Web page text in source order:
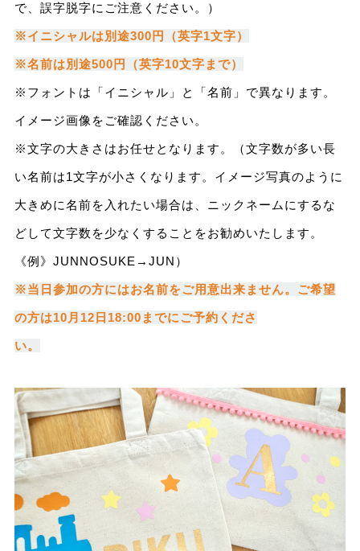
で、誤字脱字にご注意ください。）
※イニシャルは別途300円（英字1文字）
※名前は別途500円（英字10文字まで）
※フォントは「イニシャル」と「名前」で異なります。
イメージ画像をご確認ください。
※文字の大きさはお任せとなります。（文字数が多い長
い名前は1文字が小さくなります。イメージ写真のように
大きめに名前を入れたい場合は、ニックネームにするな
どして文字数を少なくすることをお勧めいたします。
《例》JUNNOSUKE→JUN）
※当日参加の方にはお名前をご用意出来ません。ご希望
の方は10月12日18:00までにご予約くださ
い。